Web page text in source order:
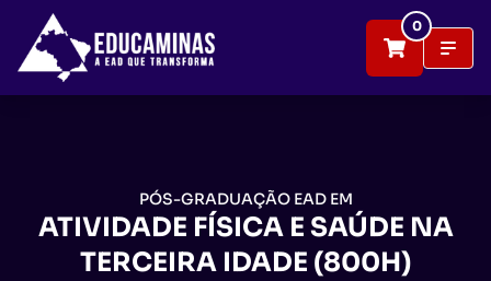
0
PÓS-GRADUAÇÃO EAD EM
ATIVIDADE FÍSICA E SAÚDE NA
TERCEIRA IDADE (800H)